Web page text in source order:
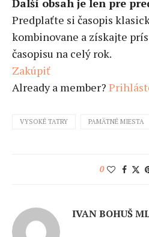
Predplaťte si časopis
kombinovane a získajte
časopisu na celý rok.
Zakúpiť
Already a member?
VYSOKÉ TATRY PAMÄTNÉ MIESTA
0
IVAN BOHUŠ